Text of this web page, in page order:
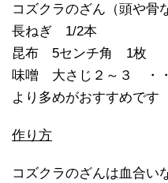
コズクラのざん（頭や骨
長ねぎ 1/2本
昆布 5センチ角 1枚
味噌 大さじ２～３ ・・
より多めがおすすめです
作り方
コズクラのざんは血合い